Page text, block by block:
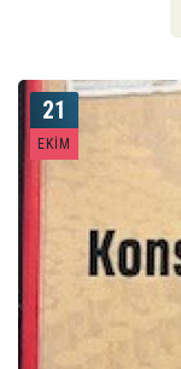
21
EKIM